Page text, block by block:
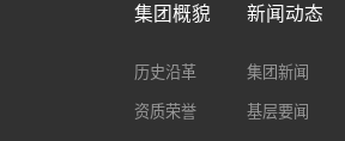
集团概貌
历史沿革
资质荣誉
新闻动态
集团新闻
基层要闻